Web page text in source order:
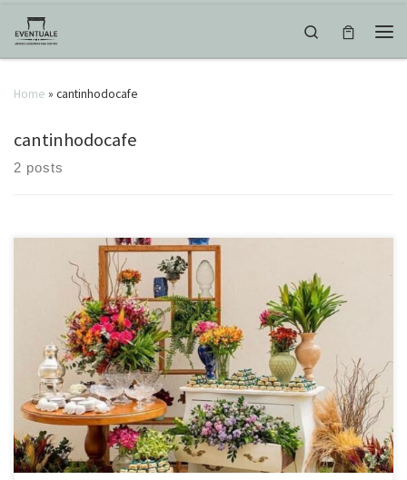
Skip to content
Search
Home » cantinhodocafe
cantinhodocafe
2 posts
Bem casados e café merecem um cantinho especial! Eles são os
últimos da festa, normalmente os convidados passam por estes
espaços no final, quando já estão saindo do salão. Nada melhor do
que estarem disponíveis em peças bonitas e bem decoradas! Com
certeza, um mimo a mais para as pessoas […]